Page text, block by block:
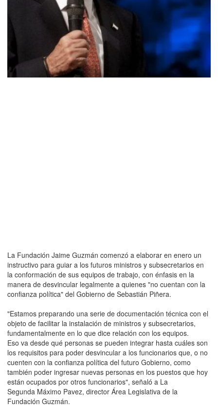
La Fundación Jaime Guzmán comenzó a elaborar en enero un
instructivo para guiar a los futuros ministros y subsecretarios en
la conformación de sus equipos de trabajo, con énfasis en la
manera de desvincular legalmente a quienes "no cuentan con la
confianza política" del Gobierno de Sebastián Piñera.
"Estamos preparando una serie de documentación técnica con el
objeto de facilitar la instalación de ministros y subsecretarios,
fundamentalmente en lo que dice relación con los equipos.
Eso va desde qué personas se pueden integrar hasta cuáles son
los requisitos para poder desvincular a los funcionarios que, o no
cuenten con la confianza política del futuro Gobierno, como
también poder ingresar nuevas personas en los puestos que hoy
están ocupados por otros funcionarios", señaló a La
Segunda Máximo Pavez, director Área Legislativa de la
Fundación Guzmán.